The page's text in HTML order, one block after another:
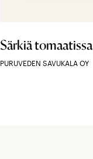
Särkiä tomaatissa
PURUVEDEN SAVUKALA OY